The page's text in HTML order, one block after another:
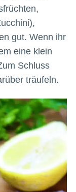
gut. Wenn ihr
eine klein
Schluss
träufeln.